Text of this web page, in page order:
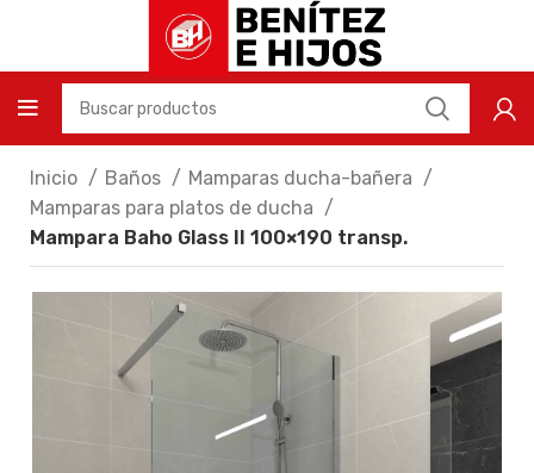
Inicio Baños
Mamparas ducha-bañera
Mamparas para platos de ducha
Mampara Baho Glass II 100×190 transp.